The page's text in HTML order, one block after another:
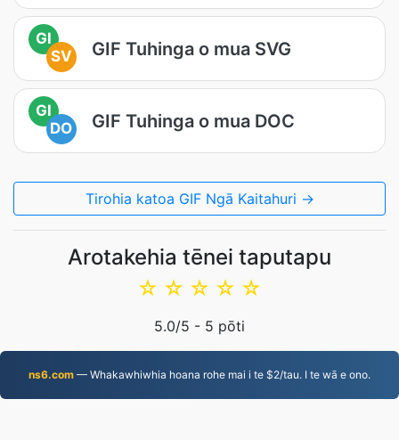
GI
SV
GIF Tuhinga o mua SVG
GI
DO
GIF Tuhinga o mua DOC
Tirohia katoa GIF Ngā Kaitahuri →
Arotakehia tēnei taputapu
☆
☆
☆
☆
☆
5.0/5 - 5 pōti
ns6.com — Whakawhiwhia hoana rohe mai i te $2/tau. I te wā e ono.